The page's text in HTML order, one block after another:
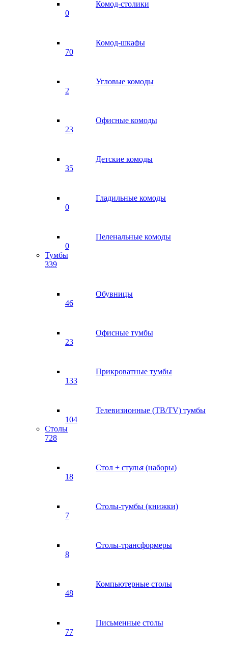
Комод-столики
0
Комод-шкафы
70
Угловые комоды
2
Офисные комоды
23
Детские комоды
35
Гладильные комоды
0
Пеленальные комоды
0
Тумбы
339
Обувницы
46
Офисные тумбы
23
Прикроватные тумбы
133
Телевизионные (ТВ/TV) тумбы
104
Столы
728
Стол + стулья (наборы)
18
Столы-тумбы (книжки)
7
Столы-трансформеры
8
Компьютерные столы
48
Письменные столы
77